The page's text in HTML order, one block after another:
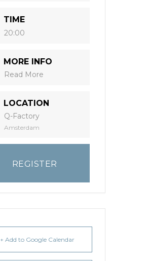
TIME
20:00
MORE INFO
Read More
LOCATION
Q-Factory
Amsterdam
REGISTER
+ Add to Google Calendar